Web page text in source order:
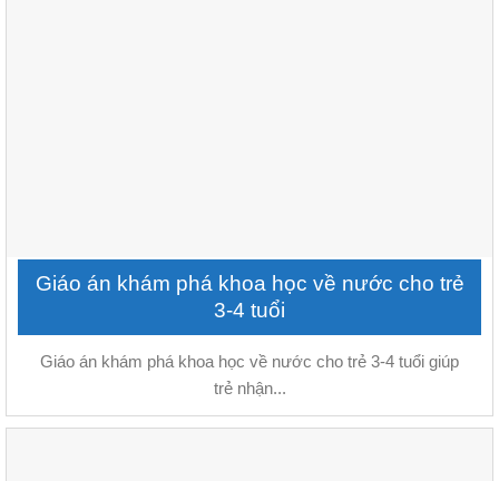
Giáo án khám phá khoa học về nước cho trẻ
3-4 tuổi
Giáo án khám phá khoa học về nước cho trẻ 3-4 tuổi giúp
trẻ nhận...